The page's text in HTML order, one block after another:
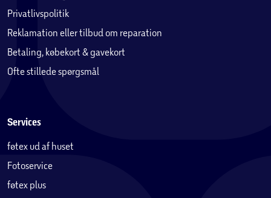
Privatlivspolitik
Reklamation eller tilbud om reparation
Betaling, købekort & gavekort
Ofte stillede spørgsmål
Services
føtex ud af huset
Fotoservice
føtex plus